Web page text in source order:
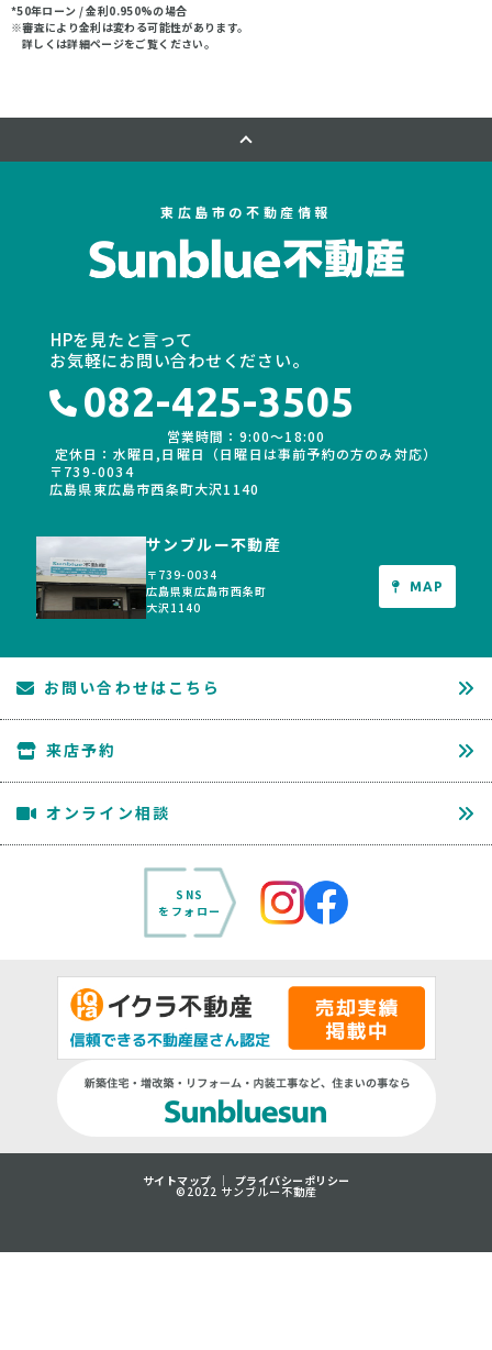
*50年ローン / 金利0.950%の場合
※審査により金利は変わる可能性があります。
詳しくは詳細ページをご覧ください。
東広島市の不動産情報
HPを見たと言って
お気軽にお問い合わせください。
082-425-3505
営業時間：9:00〜18:00
定休日：水曜日,日曜日（日曜日は事前予約の方のみ対応）
〒739-0034
広島県東広島市西条町大沢1140
サンブルー不動産
〒739-0034
広島県東広島市西条町
大沢1140
MAP
お問い合わせはこちら
来店予約
オンライン相談
SNS
をフォロー
プライバシーポリシー
サイトマップ
©2022 サンブルー不動産